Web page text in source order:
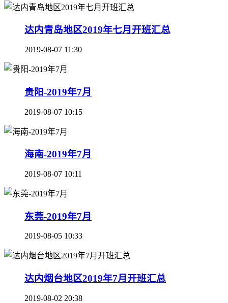
达内青岛地区2019年七月开班汇总
2019-08-07 11:30
贵阳-2019年7月
2019-08-07 10:15
海南-2019年7月
2019-08-07 10:11
东莞-2019年7月
2019-08-05 10:33
达内烟台地区2019年7月开班汇总
2019-08-02 20:38